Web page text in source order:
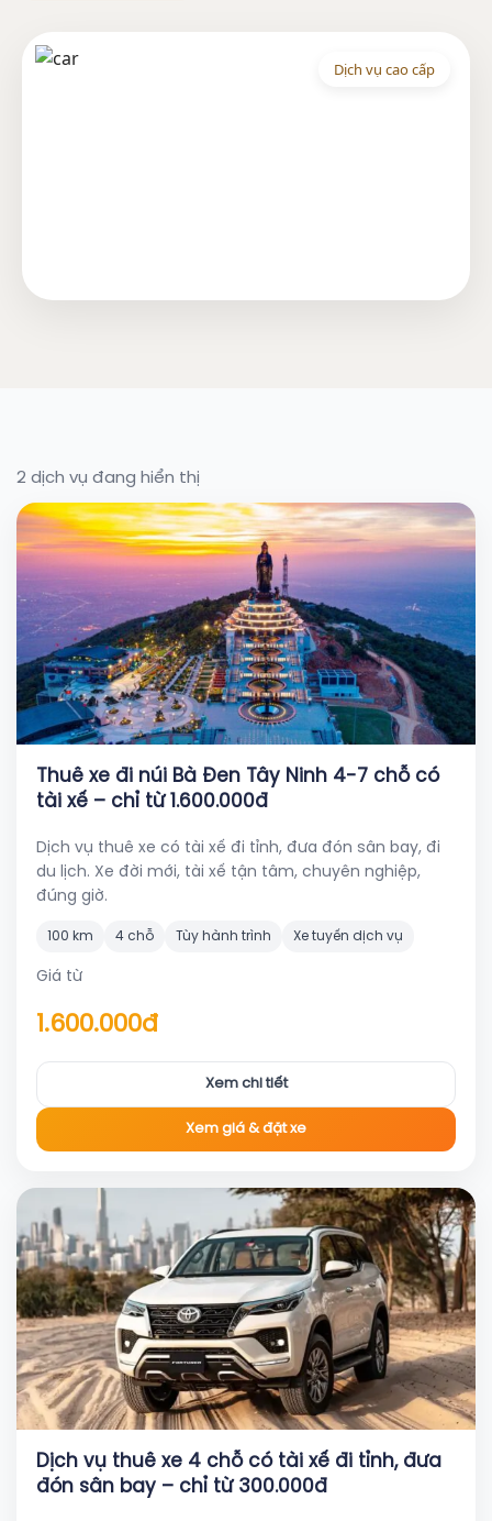
Dịch vụ cao cấp
2 dịch vụ đang hiển thị
Thuê xe đi núi Bà Đen Tây Ninh 4-7 chỗ có
tài xế – chỉ từ 1.600.000đ
Dịch vụ thuê xe có tài xế đi tỉnh, đưa đón sân bay, đi
du lịch. Xe đời mới, tài xế tận tâm, chuyên nghiệp,
đúng giờ.
100 km 4 chỗ Tùy hành trình Xe tuyến dịch vụ
Giá từ
1.600.000đ
Xem chi tiết
Xem giá & đặt xe
Dịch vụ thuê xe 4 chỗ có tài xế đi tỉnh, đưa
đón sân bay – chỉ từ 300.000đ